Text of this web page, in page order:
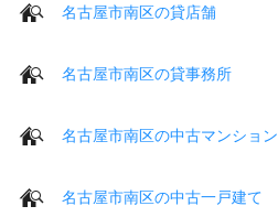
名古屋市南区の貸店舗
名古屋市南区の貸事務所
名古屋市南区の中古マンション
名古屋市南区の中古一戸建て